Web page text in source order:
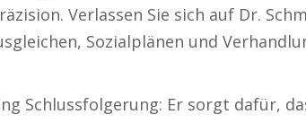
Verlassen Sie sich auf Dr.
Sozialplänen und
Schlussfolgerung: Er sorgt dafür,